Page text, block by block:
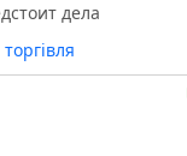
дела